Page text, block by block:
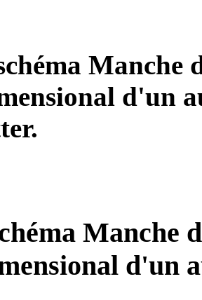
Manche
d'un
Manche
d'un